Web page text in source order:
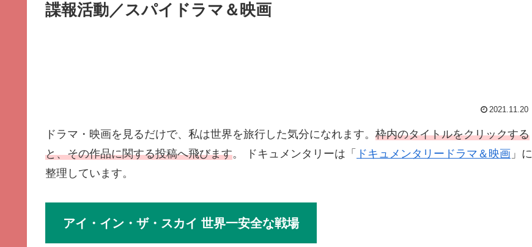
諜報活動／スパイドラマ＆映画
2021.11.20
ドラマ・映画を見るだけで、私は世界を旅行した気分になれます。 枠内のタイトルをクリックする
と、その作品に関する投稿へ飛びます。 ドキュメンタリーは「 ドキュメンタリードラマ＆映画 」に
整理しています。
アイ・イン・ザ・スカイ 世界一安全な戦場